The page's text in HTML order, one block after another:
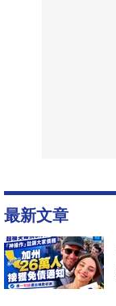
最新文章